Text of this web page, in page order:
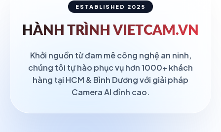
ESTABLISHED 2025
HÀNH TRÌNH VIETCAM.VN
Khởi nguồn từ đam mê công nghệ an ninh,
chúng tôi tự hào phục vụ hơn 1000+ khách
hàng tại HCM & Bình Dương với giải pháp
Camera AI đỉnh cao.